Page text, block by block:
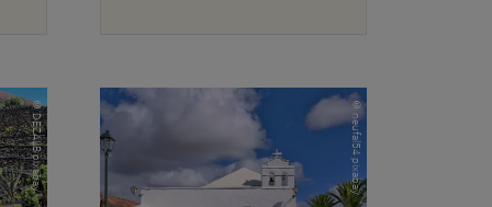
© DEZALB pixabay © neufal54 pixabay